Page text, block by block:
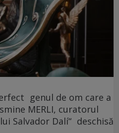
genul de om care a
MERLI, curatorul
Salvador Dalí“ deschisă